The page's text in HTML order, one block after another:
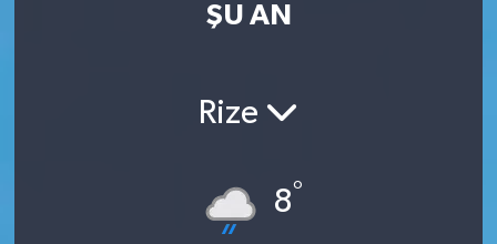
ŞU AN
Rize
8°
Son Dakika Haberleri